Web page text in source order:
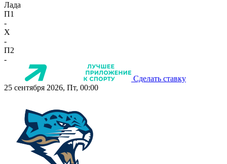
Лада
П1
-
X
-
П2
-
Сделать ставку
25 сентября 2026, Пт, 00:00